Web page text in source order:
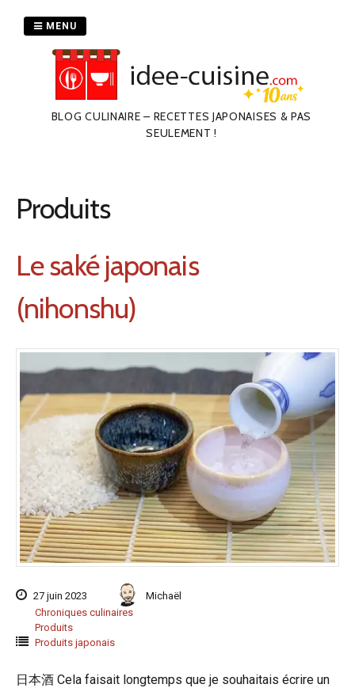
BLOG CULINAIRE – RECETTES JAPONAISES & PAS
SEULEMENT !
MENU
Produits
Le saké japonais
(nihonshu)
27 juin 2023
Michaël
Chroniques culinaires
Produits
Produits japonais
日本酒 Cela faisait longtemps que je souhaitais écrire un